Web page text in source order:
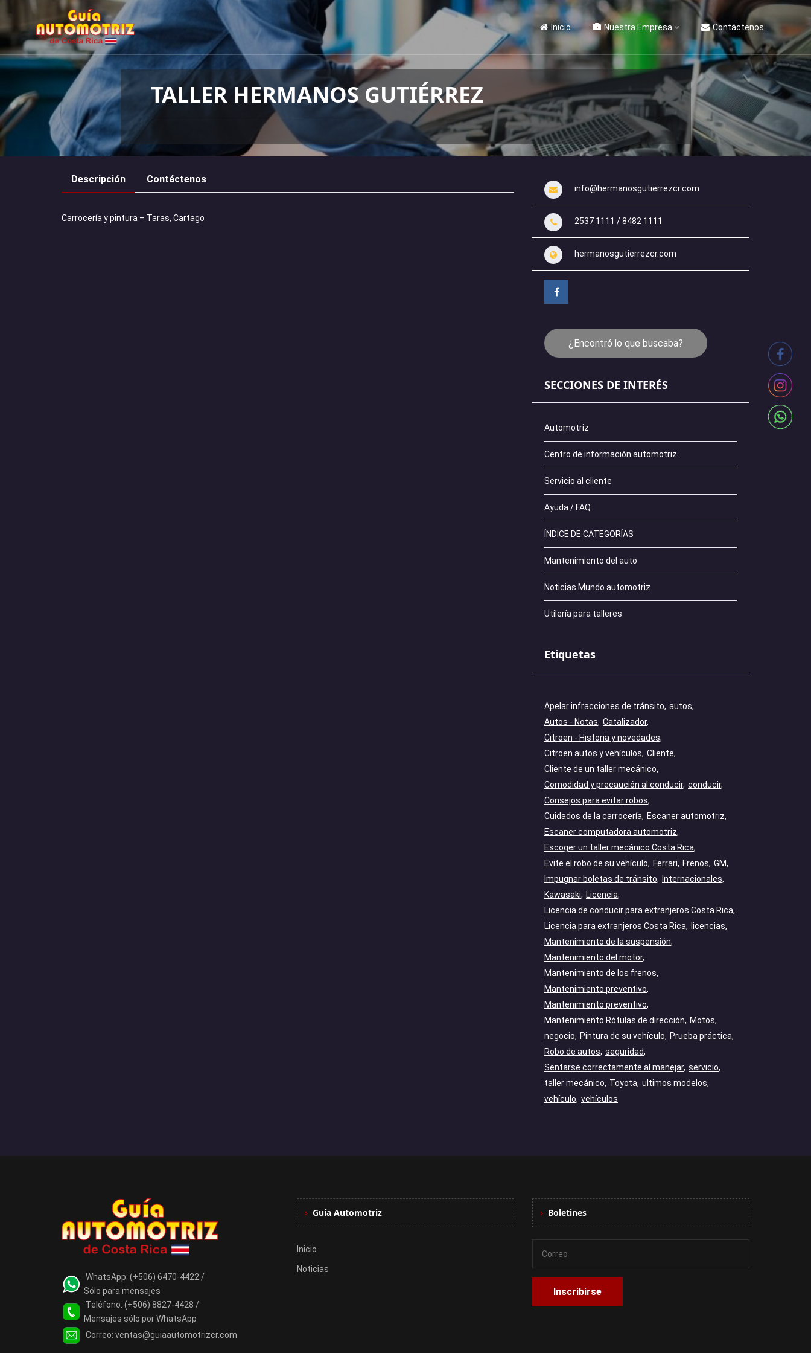
Inicio Nuestra Empresa Contáctenos
TALLER HERMANOS GUTIÉRREZ
Descripción Contáctenos
Carrocería y pintura – Taras, Cartago
info@hermanosgutierrezcr.com
2537 1111 / 8482 1111
hermanosgutierrezcr.com
¿Encontró lo que buscaba?
SECCIONES DE INTERÉS
Automotriz
Centro de información automotriz
Servicio al cliente
Ayuda / FAQ
ÍNDICE DE CATEGORÍAS
Mantenimiento del auto
Noticias Mundo automotriz
Utilería para talleres
Etiquetas
Apelar infracciones de tránsito autos
Autos - Notas Catalizador
Citroen - Historia y novedades
Citroen autos y vehículos Cliente
Cliente de un taller mecánico
Comodidad y precaución al conducir conducir
Consejos para evitar robos
Cuidados de la carrocería
Escaner automotriz
Escaner computadora automotriz
Escoger un taller mecánico Costa Rica
Evite el robo de su vehículo
Ferrari Frenos GM
Impugnar boletas de tránsito
Internacionales
Kawasaki
Licencia
Licencia de conducir para extranjeros Costa Rica
Licencia para extranjeros Costa Rica
licencias
Mantenimiento de la suspensión
Mantenimiento del motor
Mantenimiento de los frenos
Mantenimiento preventivo
Mantenimiento preventivo
Mantenimiento Rótulas de dirección
Motos
negocio
Pintura de su vehículo
Prueba práctica
Robo de autos seguridad
Sentarse correctamente al manejar servicio
taller mecánico
Toyota ultimos modelos
vehículo vehículos
WhatsApp: (+506) 6470-4422 /
Sólo para mensajes
Teléfono: (+506) 8827-4428 /
Mensajes sólo por WhatsApp
Correo: ventas@guiaautomotrizcr.com
Guía Automotriz
Inicio
Noticias
Boletines